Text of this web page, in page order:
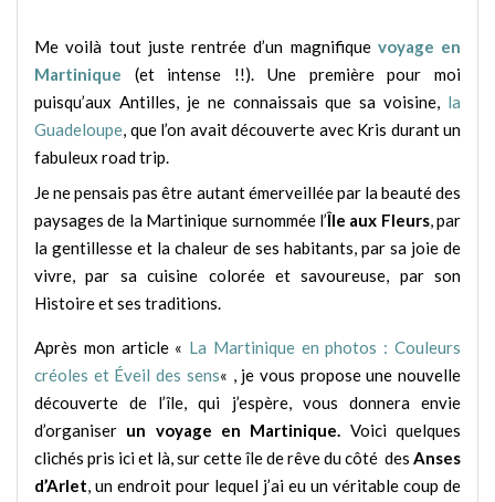
Me voilà tout juste rentrée d’un magnifiquevoyage en
Martinique (et intense !!). Une première pour moi
puisqu’aux Antilles, je ne connaissais que sa voisine, la
Guadeloupe, que l’on avait découverte avec Kris durant un
fabuleux road trip.
Je ne pensais pas être autant émerveillée par la beauté des
paysages de la Martinique surnommée l’Île aux Fleurs, par
la gentillesse et la chaleur de ses habitants, par sa joie de
vivre, par sa cuisine colorée et savoureuse, par son
Histoire et ses traditions.
Après mon article « La Martinique en photos : Couleurs
créoles et Éveil des sens« , je vous propose une nouvelle
découverte de l’île, qui j’espère, vous donnera envie
d’organiser un voyage en Martinique. Voici quelques
clichés pris ici et là, sur cette île de rêve du côté des Anses
d’Arlet, un endroit pour lequel j’ai eu un véritable coup de